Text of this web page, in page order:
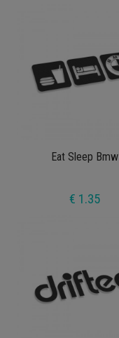
Eat Sleep Bmw
€ 1.35